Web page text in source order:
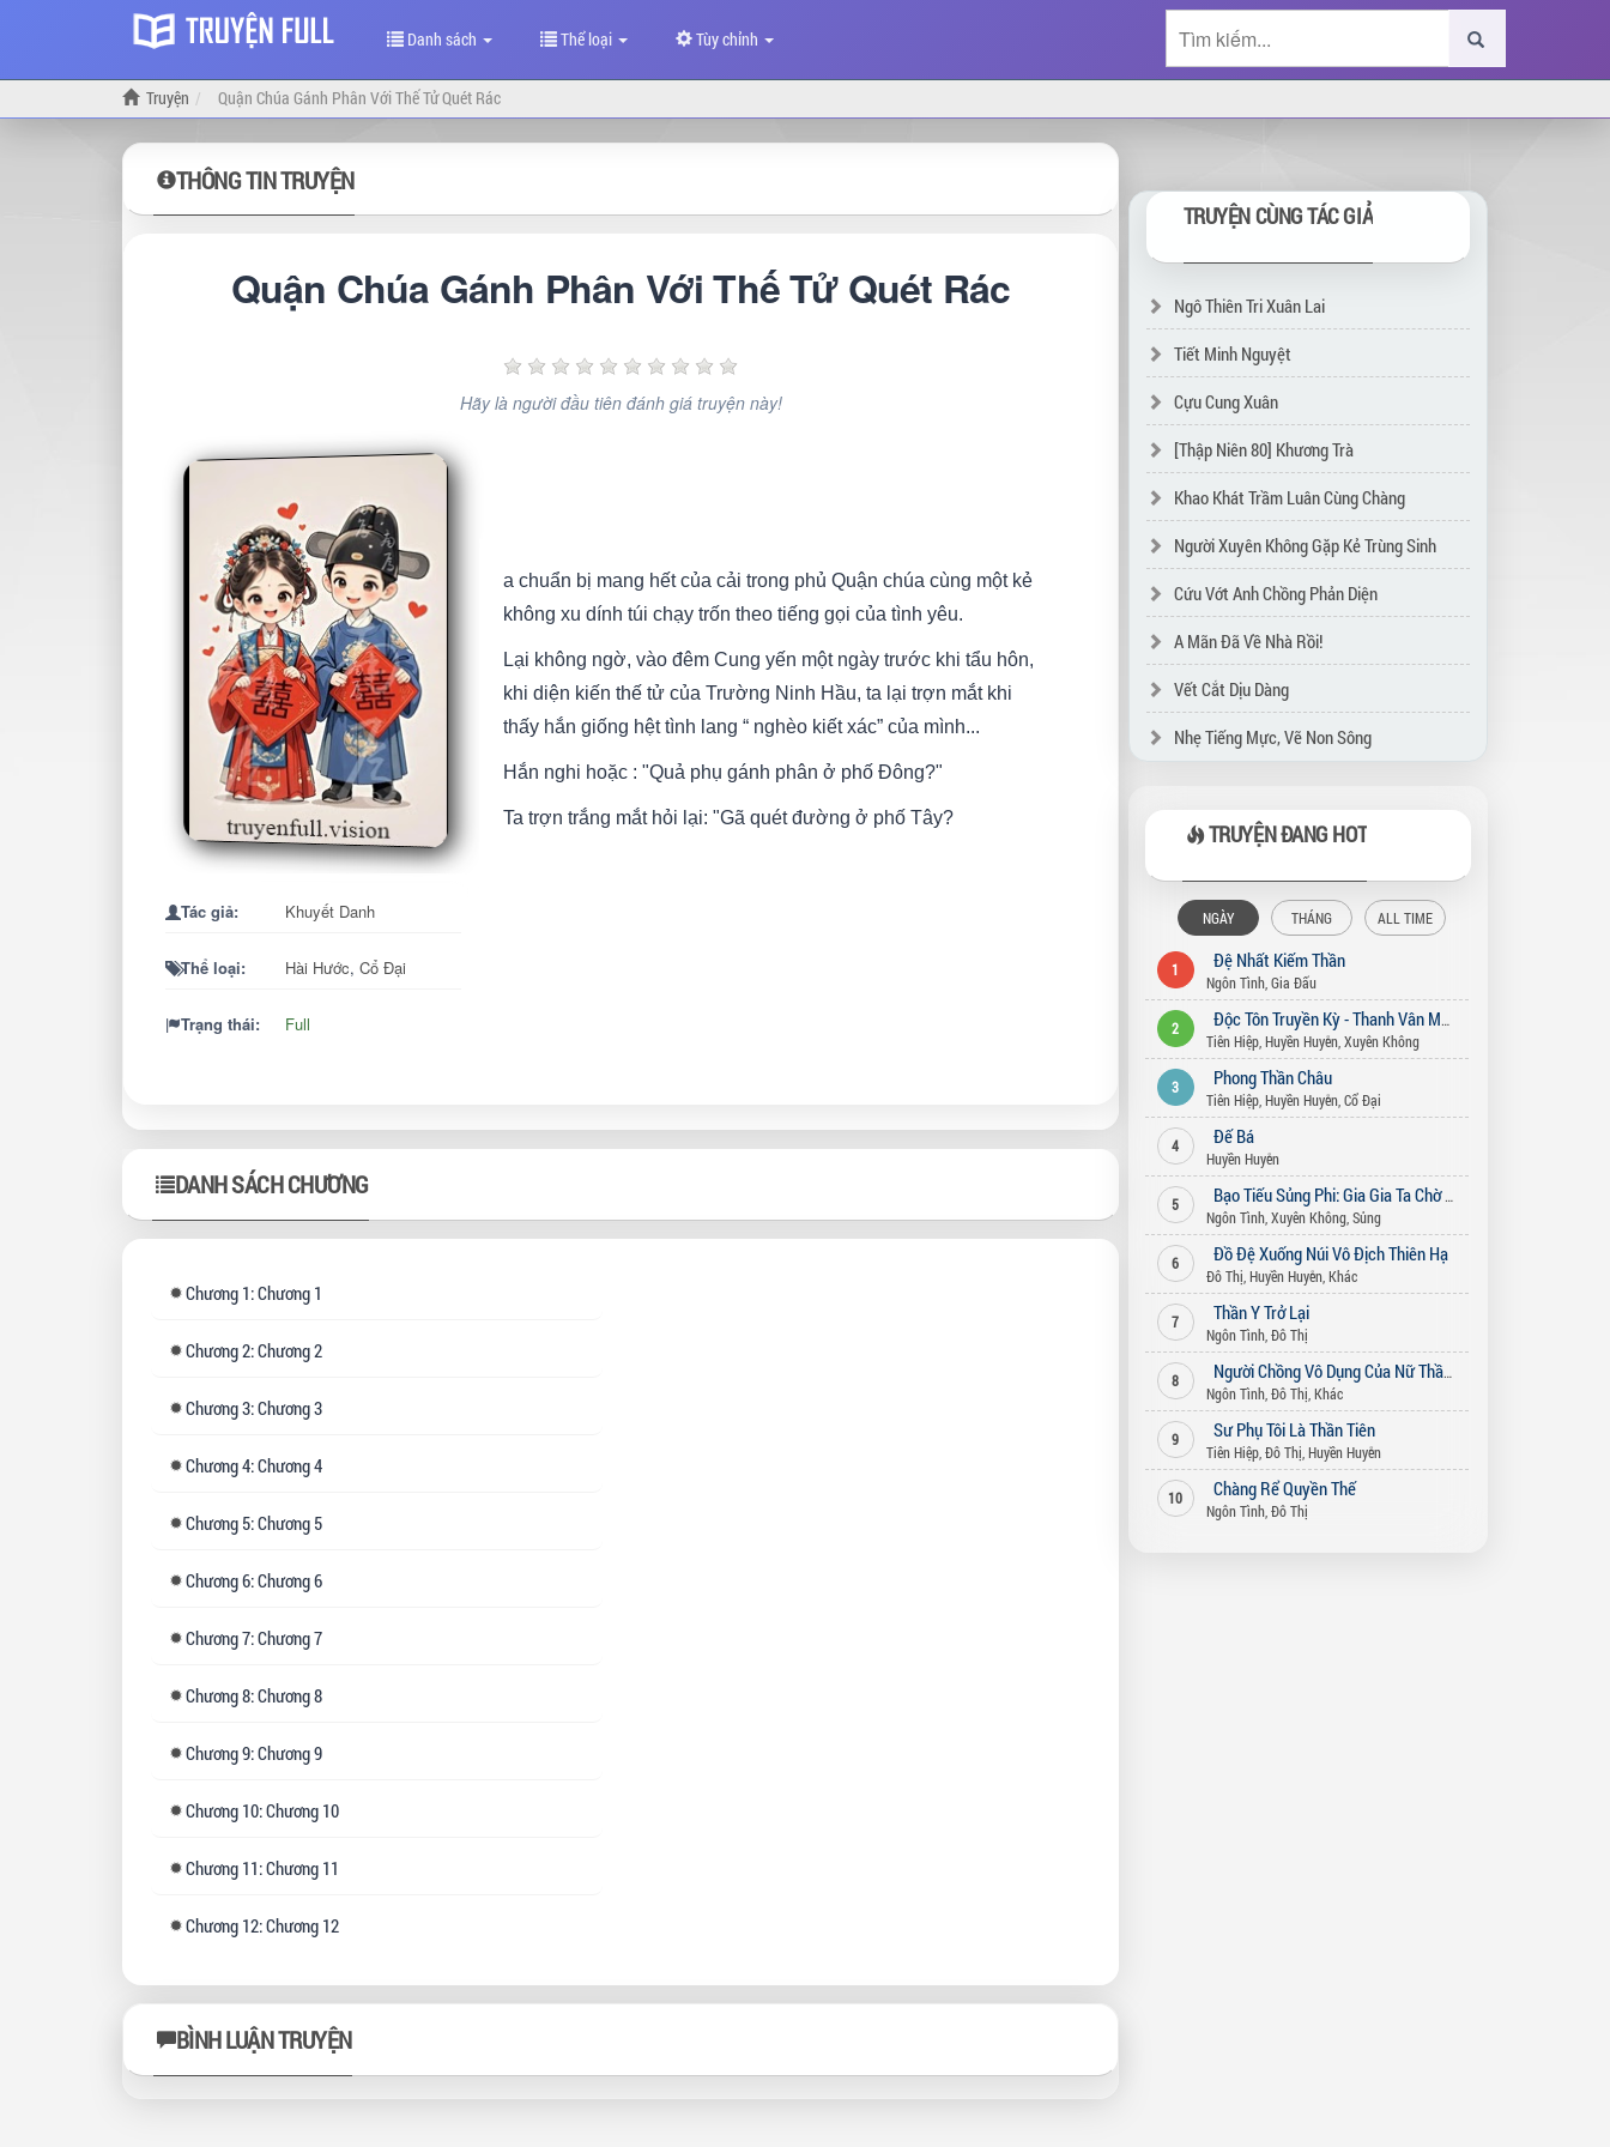
Danh sách Thể loại Tùy chỉnh
Truyện Quận Chúa Gánh Phân Với Thế Tử Quét Rác
THÔNG TIN TRUYỆN
Quận Chúa Gánh Phân Với Thế Tử Quét Rác
Hãy là người đầu tiên đánh giá truyện này!
Tác giả: Khuyết Danh
Thể loại: Hài Hước, Cổ Đại
Trạng thái: Full
a chuẩn bị mang hết của cải trong phủ Quận chúa cùng một kẻ
không xu dính túi chạy trốn theo tiếng gọi của tình yêu.
Lại không ngờ, vào đêm Cung yến một ngày trước khi tẩu hôn,
khi diện kiến thế tử của Trường Ninh Hầu, ta lại trợn mắt khi
thấy hắn giống hệt tình lang “ nghèo kiết xác” của mình...
Hắn nghi hoặc : "Quả phụ gánh phân ở phố Đông?"
Ta trợn trắng mắt hỏi lại: "Gã quét đường ở phố Tây?
DANH SÁCH CHƯƠNG
Chương 1: Chương 1
Chương2: Chương 2
Chương3: Chương 3
Chương4: Chương 4
Chương 5: Chương 5
Chương6: Chương 6
Chương7: Chương 7
Chương8: Chương 8
Chương9: Chương 9
Chương 10: Chương 10
Chương 11: Chương 11
Chương 12: Chương 12
BÌNH LUẬN TRUYỆN
TRUYỆN CÙNG TÁC GIẢ
Ngô Thiên Tri Xuân Lai
Tiết Minh Nguyệt
Cựu Cung Xuân
[Thập Niên 80] Khương Trà
Khao Khát Trầm Luân Cùng Chàng
Người Xuyên Không Gặp Kẻ Trùng Sinh
Cứu Vớt Anh Chồng Phản Diện
A Mãn Đã Về Nhà Rồi!
Vết Cắt Dịu Dàng
Nhẹ Tiếng Mực, Vẽ Non Sông
TRUYỆN ĐANG HOT
NGÀY THÁNG ALL TIME
1 Đệ Nhất Kiếm Thần
Ngôn Tình, Gia Đấu
2
Độc Tôn Truyền Kỳ - Thanh Vân Môn
Tiên Hiệp, Huyền Huyễn, Xuyên Không
3 Phong Thần Châu
Tiên Hiệp, Huyền Huyễn, Cổ Đại
4 Đế Bá
Huyền Huyễn
5
Bạo Tiếu Sủng Phi: Gia Gia Ta Chờ Ngươi Bỏ Vợ (Song Thế Sủng Phi)
Ngôn Tình, Xuyên Không, Sủng
6 Đồ Đệ Xuống Núi Vô Địch Thiên Hạ
Đô Thị Huyền Huyễn, Khác
7 Thần Y Trở Lại
Ngôn Tình, Đô Thị
8
Người Chồng Vô Dụng Của Nữ Thần
Ngôn Tình, Đô Thị Khác
9 Sư Phụ Tôi Là Thần Tiên
Tiên Hiệp, Đô Thị Huyền Huyễn
10 Chàng Rể Quyền Thế
Ngôn Tình, Đô Thị